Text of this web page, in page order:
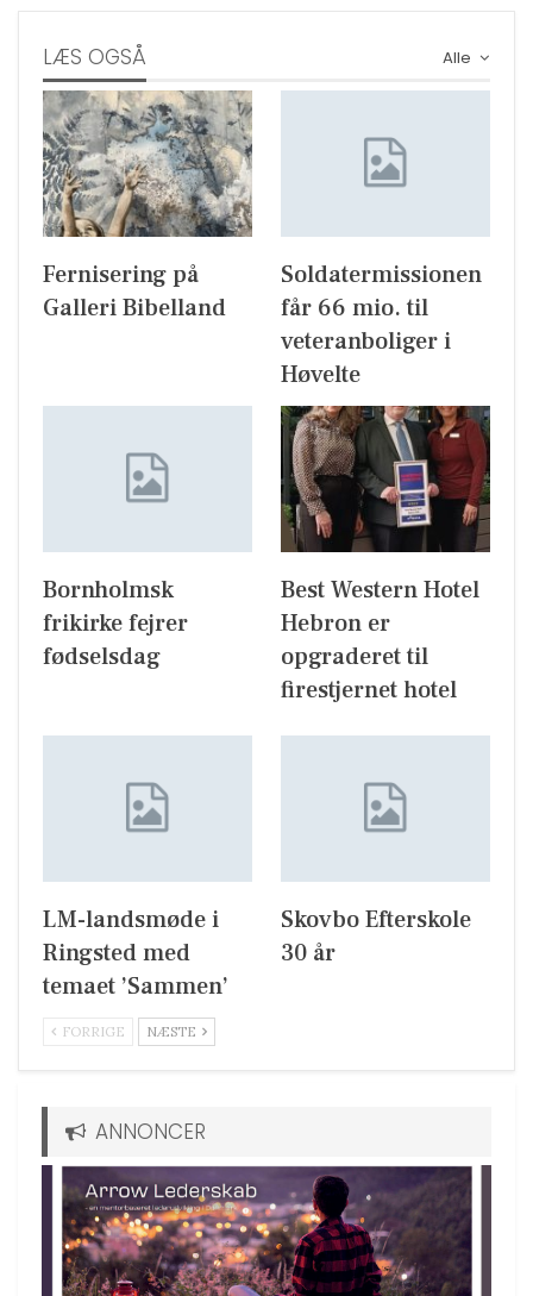
Alle
LÆS OGSÅ
Fernisering på
Galleri Bibelland
Soldatermissionen
får 66 mio. til
veteranboliger i
Høvelte
Bornholmsk
frikirke fejrer
fødselsdag
Best Western Hotel
Hebron er
opgraderet til
firestjernet hotel
LM-landsmøde i
Ringsted med
temaet ’Sammen’
Skovbo Efterskole
30 år
FORRIGE NÆSTE
ANNONCER